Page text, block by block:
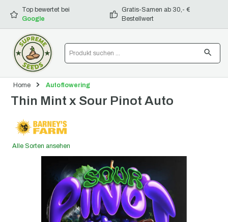
springen
Top bewertet bei
Google
Gratis-Samen ab 30,- €
Bestellwert
Home Autoflowering
Thin Mint x Sour Pinot Auto
Alle Sorten ansehen